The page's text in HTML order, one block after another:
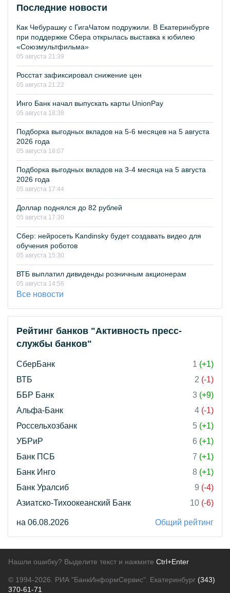
Последние новости
Как Чебурашку с ГигаЧатом подружили. В Екатеринбурге
при поддержке Сбера открылась выставка к юбилею
«Союзмультфильма»
05 августа 21:39
Росстат зафиксировал снижение цен
05 августа 21:22
Инго Банк начал выпускать карты UnionPay
05 августа 18:38
Подборка выгодных вкладов на 5-6 месяцев на 5 августа
2026 года
05 августа 18:07
Подборка выгодных вкладов на 3-4 месяца на 5 августа
2026 года
05 августа 17:44
Доллар поднялся до 82 рублей
05 августа 17:30
Сбер: нейросеть Kandinsky будет создавать видео для
обучения роботов
05 августа 15:30
ВТБ выплатил дивиденды розничным акционерам
05 августа 14:56
Все новости
Рейтинг банков "Активность пресс-
службы банков"
СберБанк 1 (+1)
ВТБ
2 (-1)
ББР Банк
3 (+9)
Альфа-Банк
4 (-1)
Россельхозбанк
5 (+1)
УБРиР
6 (+1)
Банк ПСБ
7 (+1)
Банк Инго
8 (+1)
Банк Уралсиб
9 (-4)
Азиатско-Тихоокеанский Банк
10 (-6)
на 06.08.2026 Общий рейтинг
Нашли ошибку? Выделите текст и нажмите Ctrl+Enter
© 1994-2026. РИА "БанкИнформСервис". Екатеринбург (343)
370-61-71